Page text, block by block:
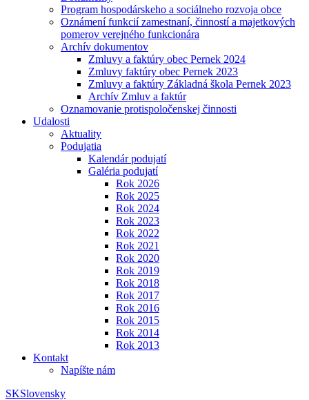
Program hospodárskeho a sociálneho rozvoja obce
Oznámení funkcií zamestnaní, činností a majetkových
pomerov verejného funkcionára
Archív dokumentov
Zmluvy a faktúry obec Pernek 2024
Zmluvy faktúry obec Pernek 2023
Zmluvy a faktúry Základná škola Pernek 2023
Archív Zmluv a faktúr
Oznamovanie protispoločenskej činnosti
Udalosti
Aktuality
Podujatia
Kalendár podujatí
Galéria podujatí
Rok 2026
Rok 2025
Rok 2024
Rok 2023
Rok 2022
Rok 2021
Rok 2020
Rok 2019
Rok 2018
Rok 2017
Rok 2016
Rok 2015
Rok 2014
Rok 2013
Kontakt
Napíšte nám
SKSlovensky